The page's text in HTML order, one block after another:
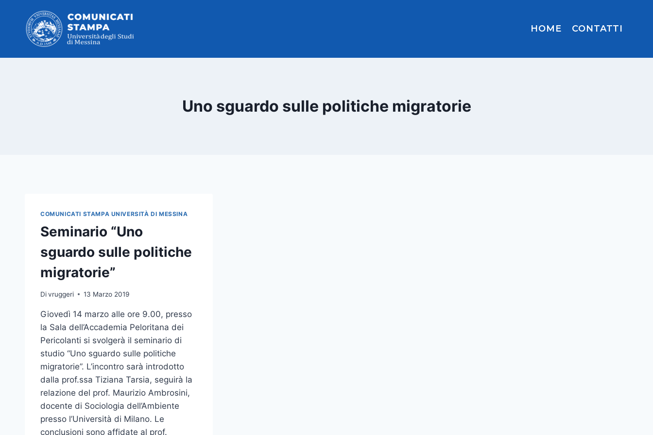
contenuto
HOME CONTATTI
Uno sguardo sulle politiche migratorie
COMUNICATI STAMPA UNIVERSITÀ DI MESSINA
Seminario “Uno
sguardo sulle politiche
migratorie”
Divruggeri 13 Marzo 2019
Giovedì 14 marzo alle ore 9.00, presso
la Sala dell’Accademia Peloritana dei
Pericolanti si svolgerà il seminario di
studio “Uno sguardo sulle politiche
migratorie”. L’incontro sarà introdotto
dalla prof.ssa Tiziana Tarsia, seguirà la
relazione del prof. Maurizio Ambrosini,
docente di Sociologia dell’Ambiente
presso l’Università di Milano. Le
conclusioni sono affidate al prof.